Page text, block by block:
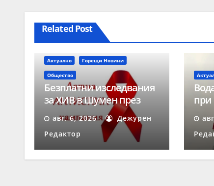
Related Post
Актуално Горещи Новини
Общество
Безплатни изследвания
за ХИВ в Шумен през
август
авг. 6, 2026
Дежурен
Редактор
при